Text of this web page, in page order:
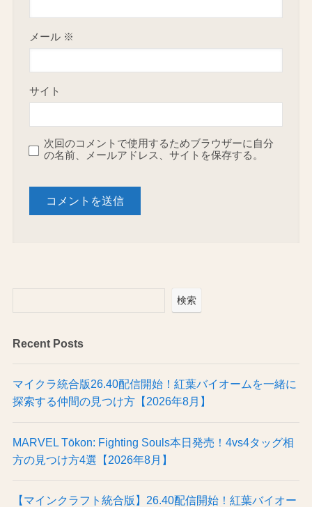
メール ※
サイト
次回のコメントで使用するためブラウザーに自分
の名前、メールアドレス、サイトを保存する。
検索
Recent Posts
マイクラ統合版26.40配信開始！紅葉バイオームを一緒に
探索する仲間の見つけ方【2026年8月】
MARVEL Tōkon: Fighting Souls本日発売！4vs4タッグ相
方の見つけ方4選【2026年8月】
【マインクラフト統合版】26.40配信開始！紅葉バイオー